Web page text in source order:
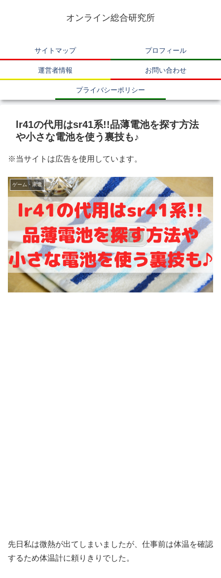
オンライン総合研究所
サイトマップ プロフィール
運営者情報 お問い合わせ
プライバシーポリシー
lr41の代用はsr41系!!品薄電池を探す方法
や小さな電池を使う裏技も♪
※当サイトは広告を使用しています。
ゲーム・家電
先日私は微熱が出てしまいましたが、仕事前は体温を確認
するため体温計に頼りきりでした。